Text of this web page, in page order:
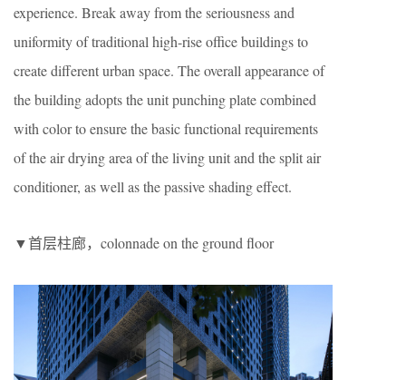
experience. Break away from the seriousness and
uniformity of traditional high-rise office buildings to
create different urban space. The overall appearance of
the building adopts the unit punching plate combined
with color to ensure the basic functional requirements
of the air drying area of the living unit and the split air
conditioner, as well as the passive shading effect.
▼首层柱廊，colonnade on the ground floor